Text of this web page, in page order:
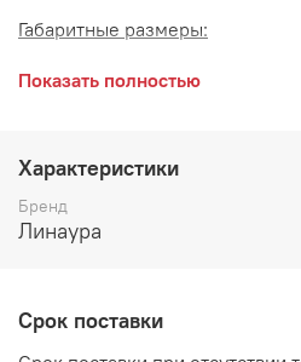
Габаритные размеры:
длина 870 мм
высота 1520 мм
Цвет:
Производитель:
Мебельная фабрика ЛИНАУРА
Показать полностью
Характеристики
Бренд
Линаура
Срок поставки